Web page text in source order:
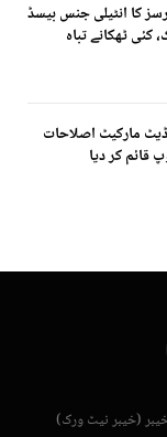
کا انٹیلی جنس بیسڈ
کئی ٹھکانے تباہ
مارکیٹ اصلاحات
قائم کر دیا